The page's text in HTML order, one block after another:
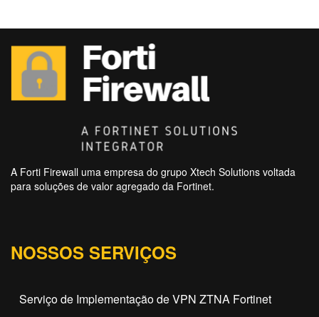
A Forti Firewall uma empresa do grupo Xtech Solutions voltada
para soluções de valor agregado da Fortinet.
NOSSOS SERVIÇOS
Serviço de Implementação de VPN ZTNA Fortinet